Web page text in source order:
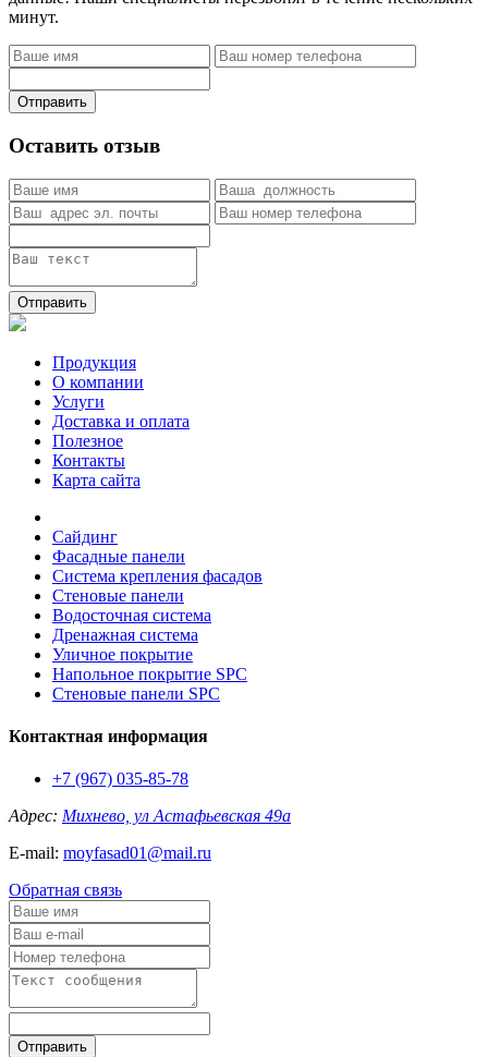
минут.
Отправить
Оставить отзыв
Отправить
Продукция
О компании
Услуги
Доставка и оплата
Полезное
Контакты
Карта сайта
Сайдинг
Фасадные панели
Система крепления фасадов
Стеновые панели
Водосточная система
Дренажная система
Уличное покрытие
Напольное покрытие SPC
Стеновые панели SPC
Контактная информация
+7 (967) 035-85-78
Адрес: Михнево, ул Астафьевская 49а
E-mail: moyfasad01@mail.ru
Обратная связь
Отправить